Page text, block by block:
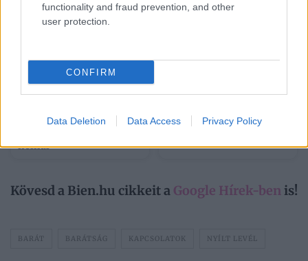
functionality and fraud prevention, and other
user protection.
CONFIRM
Data Deletion Data Access Privacy Policy
„Minden nap beszéltünk,
választott” – érzelmi
nélkül
A férfi tőled veszi el, ami
pénz, önbizalom vagy
Kövesd a Bien.hu cikkeit a Google Hírek-ben is!
BARÁT BARÁTSÁG KAPCSOLATOK NYÍLT LEVÉL